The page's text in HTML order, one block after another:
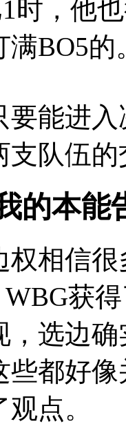
时，他
满BO5的
要能进
支队伍的
的本能
权相信
获
，选边
些都好
点。